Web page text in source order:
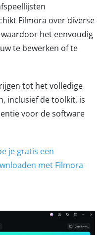
Filmora over diverse
het eenvoudig
te bewerken of te
tot het volledige
inclusief de toolkit, is
voor de software
je gratis een
met Filmora